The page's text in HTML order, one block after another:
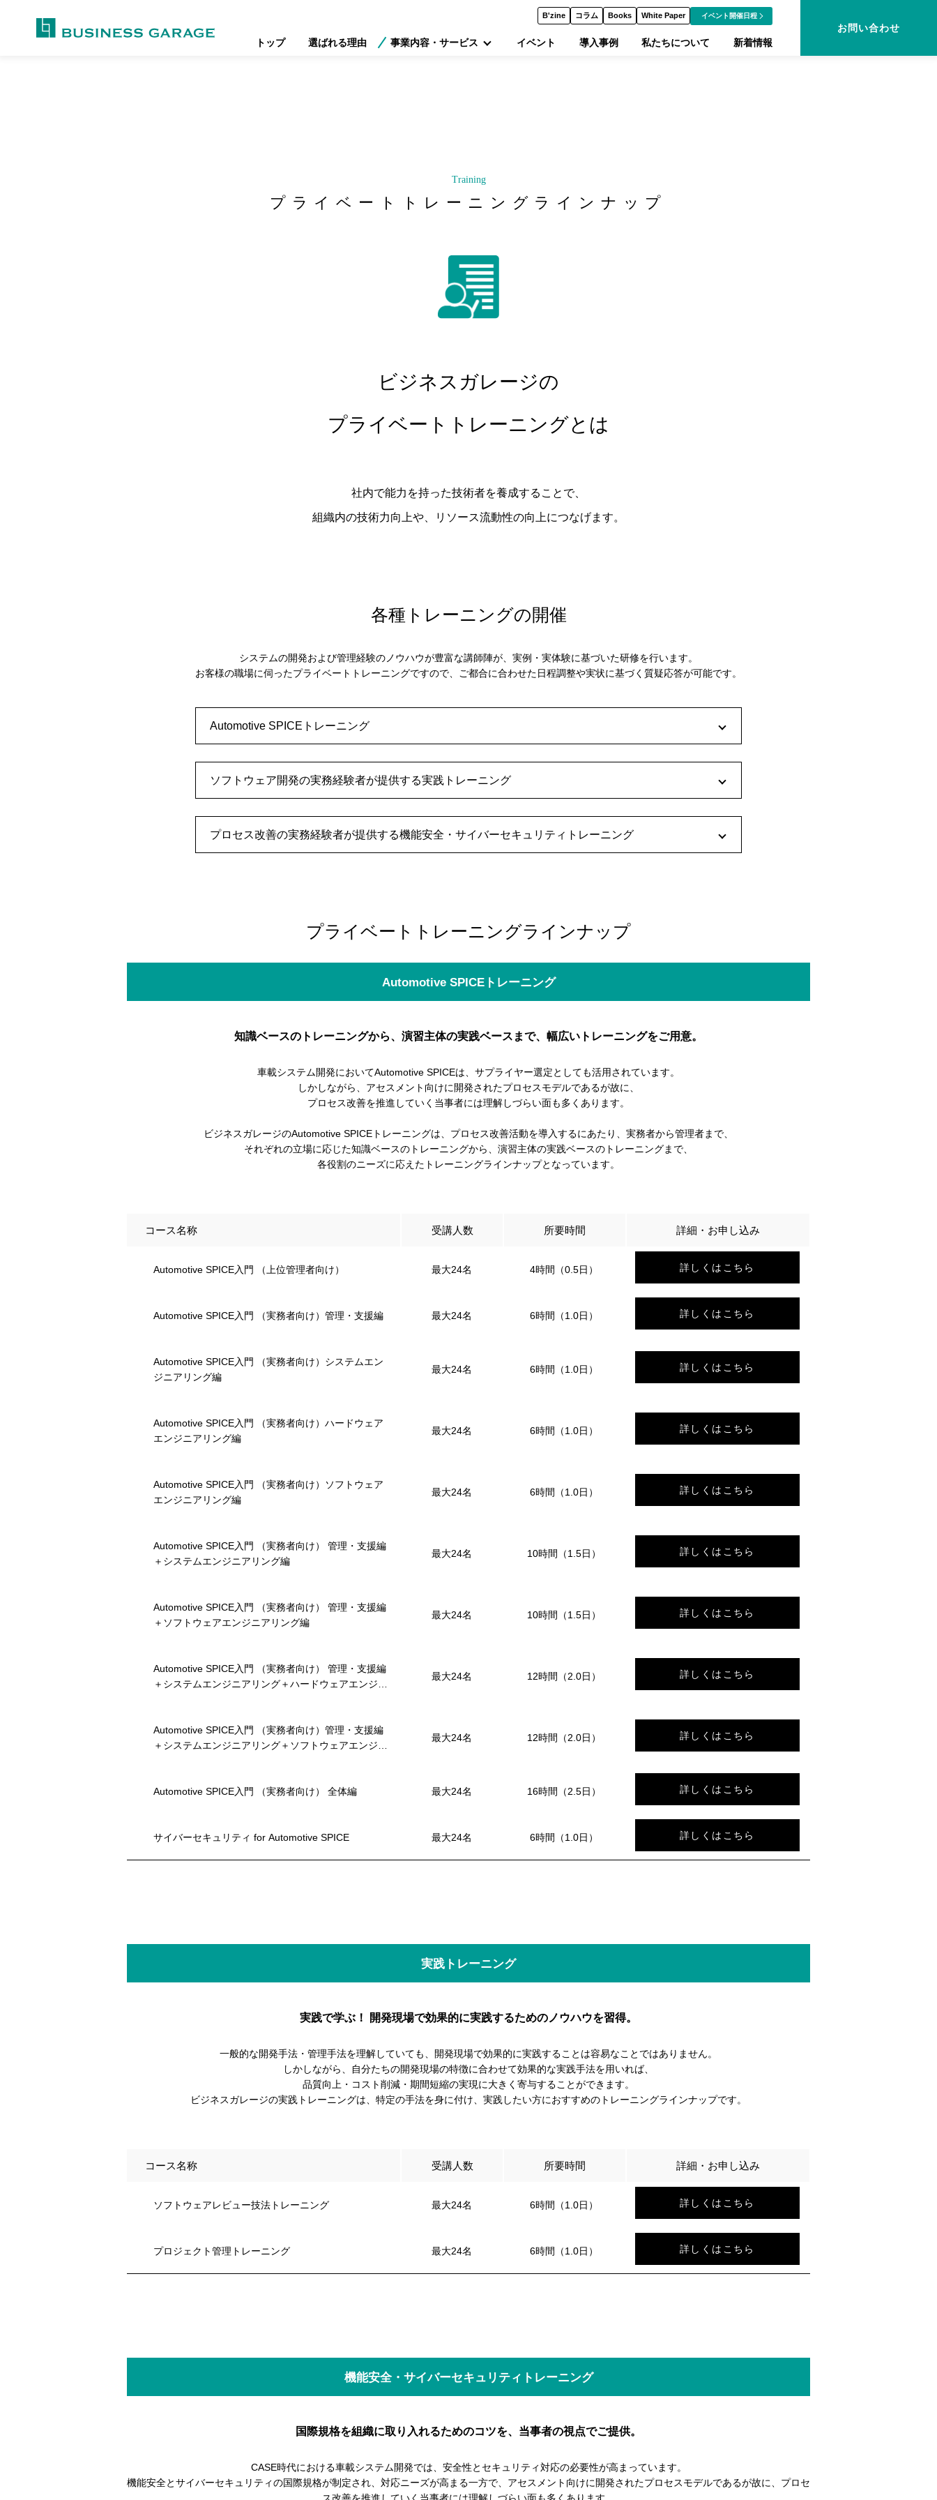
B'zine コラム Books White Paper イベント開催日程
トップ 選ばれる理由 事業内容・サービス イベント 導入事例 私たちについて 新着情報
お問い合わせ
Training
プライベートトレーニングラインナップ
ビジネスガレージの
プライベートトレーニングとは
社内で能力を持った技術者を養成することで、
組織内の技術力向上や、リソース流動性の向上につなげます。
各種トレーニングの開催
システムの開発および管理経験のノウハウが豊富な講師陣が、実例・実体験に基づいた研修を行います。
お客様の職場に伺ったプライベートトレーニングですので、ご都合に合わせた日程調整や実状に基づく質疑応答が可能です。
Automotive SPICEトレーニング
ソフトウェア開発の実務経験者が提供する実践トレーニング
プロセス改善の実務経験者が提供する機能安全・サイバーセキュリティトレーニング
プライベートトレーニングラインナップ
Automotive SPICEトレーニング
知識ベースのトレーニングから、演習主体の実践ベースまで、幅広いトレーニングをご用意。
車載システム開発においてAutomotive SPICEは、サプライヤー選定としても活用されています。
しかしながら、アセスメント向けに開発されたプロセスモデルであるが故に、
プロセス改善を推進していく当事者には理解しづらい面も多くあります。
ビジネスガレージのAutomotive SPICEトレーニングは、プロセス改善活動を導入するにあたり、実務者から管理者まで、
それぞれの立場に応じた知識ベースのトレーニングから、演習主体の実践ベースのトレーニングまで、
各役割のニーズに応えたトレーニングラインナップとなっています。
コース名称 受講人数 所要時間 詳細・お申し込み
Automotive SPICE入門 （上位管理者向け） 最大24名 4時間（0.5日） 詳しくはこちら
Automotive SPICE入門 （実務者向け）管理・支援編 最大24名 6時間（1.0日） 詳しくはこちら
Automotive SPICE入門 （実務者向け）システムエン
ジニアリング編
最大24名 6時間（1.0日） 詳しくはこちら
Automotive SPICE入門 （実務者向け）ハードウェア
エンジニアリング編
最大24名 6時間（1.0日） 詳しくはこちら
Automotive SPICE入門 （実務者向け）ソフトウェア
エンジニアリング編
最大24名 6時間（1.0日） 詳しくはこちら
Automotive SPICE入門 （実務者向け） 管理・支援編
＋システムエンジニアリング編
最大24名 10時間（1.5日） 詳しくはこちら
Automotive SPICE入門 （実務者向け） 管理・支援編
＋ソフトウェアエンジニアリング編
最大24名 10時間（1.5日） 詳しくはこちら
Automotive SPICE入門 （実務者向け） 管理・支援編
＋システムエンジニアリング＋ハードウェアエンジニ
最大24名 12時間（2.0日） 詳しくはこちら
Automotive SPICE入門 （実務者向け）管理・支援編
＋システムエンジニアリング＋ソフトウェアエンジニ
最大24名 12時間（2.0日） 詳しくはこちら
Automotive SPICE入門 （実務者向け） 全体編 最大24名 16時間（2.5日） 詳しくはこちら
サイバーセキュリティ for Automotive SPICE 最大24名 6時間（1.0日） 詳しくはこちら
実践トレーニング
実践で学ぶ！ 開発現場で効果的に実践するためのノウハウを習得。
一般的な開発手法・管理手法を理解していても、開発現場で効果的に実践することは容易なことではありません。
しかしながら、自分たちの開発現場の特徴に合わせて効果的な実践手法を用いれば、
品質向上・コスト削減・期間短縮の実現に大きく寄与することができます。
ビジネスガレージの実践トレーニングは、特定の手法を身に付け、実践したい方におすすめのトレーニングラインナップです。
コース名称 受講人数 所要時間 詳細・お申し込み
ソフトウェアレビュー技法トレーニング 最大24名 6時間（1.0日） 詳しくはこちら
プロジェクト管理トレーニング 最大24名 6時間（1.0日） 詳しくはこちら
機能安全・サイバーセキュリティトレーニング
国際規格を組織に取り入れるためのコツを、当事者の視点でご提供。
CASE時代における車載システム開発では、安全性とセキュリティ対応の必要性が高まっています。
機能安全とサイバーセキュリティの国際規格が制定され、対応ニーズが高まる一方で、アセスメント向けに開発されたプロセスモデルであるが故に、プロセ